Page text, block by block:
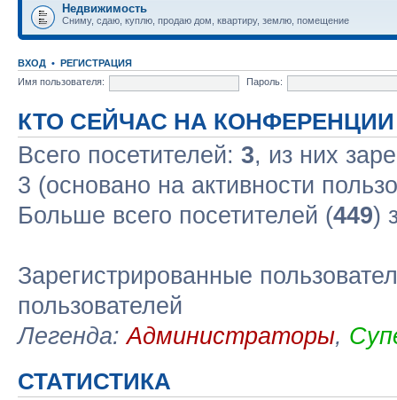
Недвижимость
Сниму, сдаю, куплю, продаю дом, квартиру, землю, помещение
ВХОД • РЕГИСТРАЦИЯ
Имя пользователя:
Пароль:
КТО СЕЙЧАС НА КОНФЕРЕНЦИИ
Всего посетителей: 3, из них
3 (основано на активности
Больше всего посетителей (449)
Зарегистрированные
пользователей
Легенда:Администраторы,
СТАТИСТИКА